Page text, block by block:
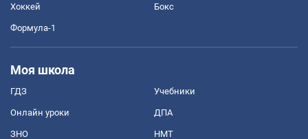
Хоккей Бокс
Формула-1
Моя школа
ГДЗ Учебники
Онлайн уроки ДПА
ЗНО НМТ